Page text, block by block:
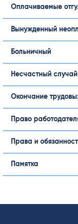
Оплачиваемые
Вынужденный
Больничный
Несчастный
Окончание
Право
Права и
Памятка